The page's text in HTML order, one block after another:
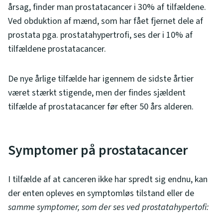
årsag, finder man prostatacancer i 30% af tilfældene.
Ved obduktion af mænd, som har fået fjernet dele af
prostata pga. prostatahypertrofi, ses der i 10% af
tilfældene prostatacancer.
De nye årlige tilfælde har igennem de sidste årtier
været stærkt stigende, men der findes sjældent
tilfælde af prostatacancer før efter 50 års alderen.
Symptomer på prostatacancer
I tilfælde af at canceren ikke har spredt sig endnu, kan
der enten opleves en symptomløs tilstand eller de
samme symptomer, som der ses ved prostatahypertofi: